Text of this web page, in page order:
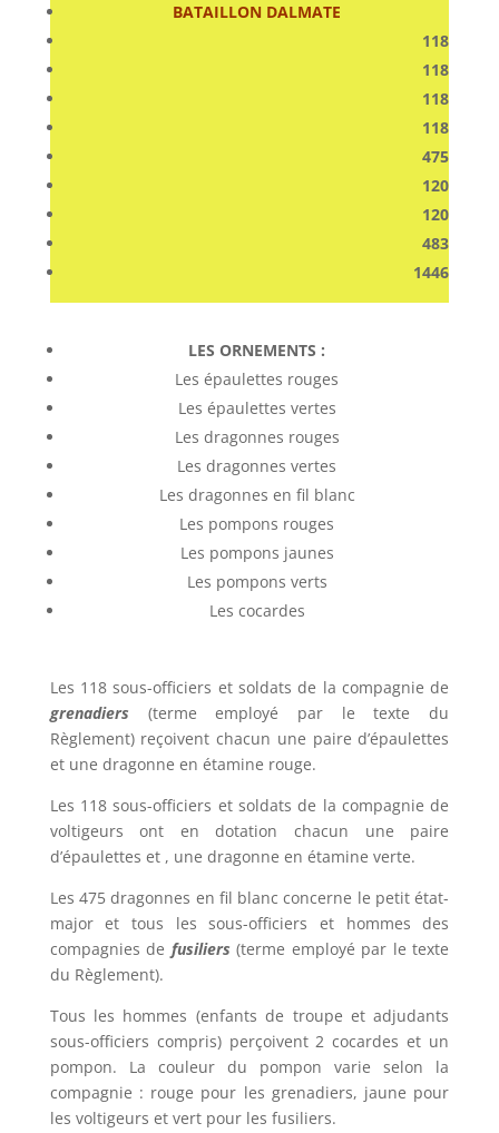
BATAILLON DALMATE
118
118
118
118
475
120
120
483
1446
LES ORNEMENTS :
Les épaulettes rouges
Les épaulettes vertes
Les dragonnes rouges
Les dragonnes vertes
Les dragonnes en fil blanc
Les pompons rouges
Les pompons jaunes
Les pompons verts
Les cocardes
Les 118 sous-officiers et soldats de la compagnie de
grenadiers (terme employé par le texte du
Règlement) reçoivent chacun une paire d’épaulettes
et une dragonne en étamine rouge.
Les 118 sous-officiers et soldats de la compagnie de
voltigeurs ont en dotation chacun une paire
d’épaulettes et , une dragonne en étamine verte.
Les 475 dragonnes en fil blanc concerne le petit état-
major et tous les sous-officiers et hommes des
compagnies de fusiliers (terme employé par le texte
du Règlement).
Tous les hommes (enfants de troupe et adjudants
sous-officiers compris) perçoivent 2 cocardes et un
pompon. La couleur du pompon varie selon la
compagnie : rouge pour les grenadiers, jaune pour
les voltigeurs et vert pour les fusiliers.